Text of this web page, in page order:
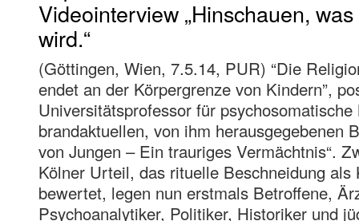
Videointerview „Hinschauen,
wird.“
(Göttingen, Wien, 7.5.14, PUR) “Die
endet an der Körpergrenze von Kindern”,
Universitätsprofessor für
brandaktuellen, von ihm herausgegebenen
von Jungen – Ein trauriges Vermächtnis“.
Kölner Urteil, das rituelle Beschneidung als
bewertet, legen nun erstmals Betroffene,
Psychoanalytiker, Politiker, Historiker und